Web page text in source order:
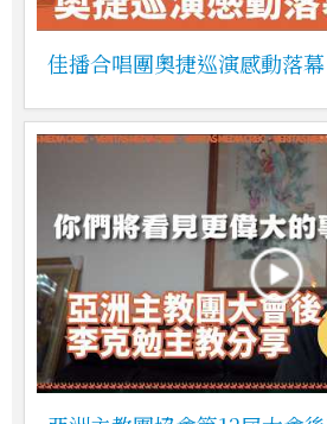
佳播合唱團奧捷巡演感動落幕